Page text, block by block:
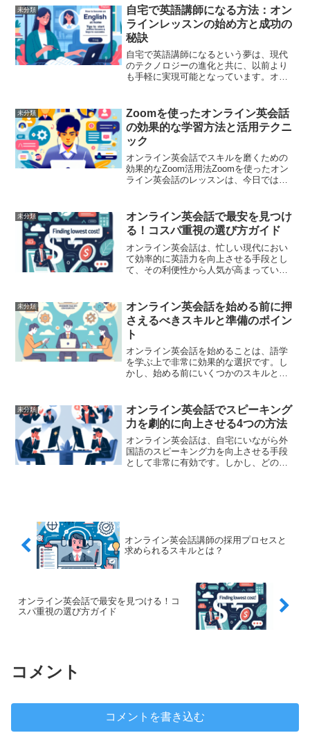
ができます。ここでは、無料でダウンロ
ードできるおすすめの子供...
未分類
自宅で英語講師になる方法：オン
ラインレッスンの始め方と成功の
秘訣
自宅で英語講師になるという夢は、現代
のテクノロジーの進化と共に、以前より
も手軽に実現可能となっています。オン
の素晴らしい方法です。しかし、成功す
るためには準備が必要です。...
未分類
Zoomを使ったオンライン英会話
の効果的な学習方法と活用テクニ
ック
オンライン英会話でスキルを磨くための
効果的なZoom活用法Zoomを使ったオン
ライン英会話のレッスンは、今日ではま
様な講師と柔軟に繋がれるという点で
す。とはいえ、ただ単...
未分類
オンライン英会話で最安を見つけ
る！コスパ重視の選び方ガイド
オンライン英会話は、忙しい現代におい
て効率的に英語力を向上させる手段とし
て、その利便性から人気が高まっていま
なの？」と迷ってしまうこともあるでし
ょう。特に、コストパフォ...
未分類
オンライン英会話を始める前に押
さえるべきスキルと準備のポイン
ト
オンライン英会話を始めることは、語学
を学ぶ上で非常に効果的な選択です。し
かし、始める前にいくつかのスキルと準
は、オンライン英会話を始める前に押さ
えるべきスキルと準備のポ...
未分類
オンライン英会話でスピーキング
力を劇的に向上させる4つの方法
オンライン英会話は、自宅にいながら外
国語のスピーキング力を向上させる手段
として非常に有効です。しかし、どのよ
オンライン英会話講師の採用プロセスと
求められるスキルとは？
オンライン英会話で最安を見つける！コ
スパ重視の選び方ガイド
コメント
コメントを書き込む